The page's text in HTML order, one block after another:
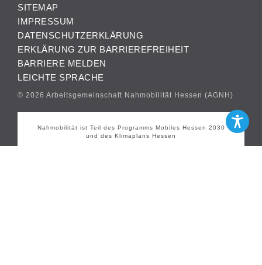
SITEMAP
IMPRESSUM
DATENSCHUTZERKLÄRUNG
ERKLÄRUNG ZUR BARRIEREFREIHEIT
BARRIERE MELDEN
LEICHTE SPRACHE
© 2026 Arbeitsgemeinschaft Nahmobilität Hessen (AGNH)
Nahmobilität ist Teil des Programms Mobiles Hessen 2030
und des Klimaplans Hessen